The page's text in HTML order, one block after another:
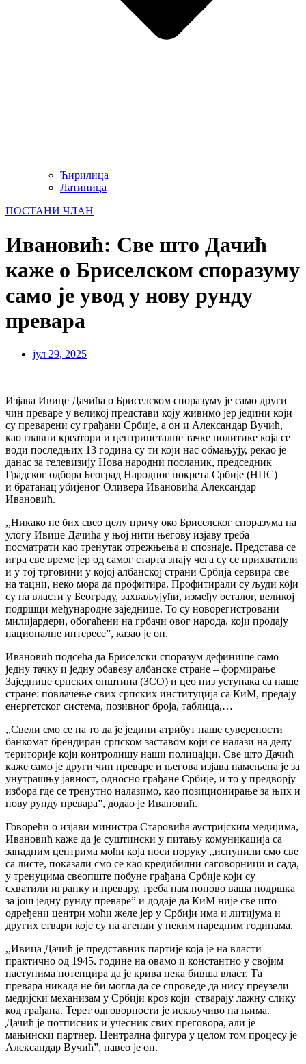
Ћирилица
Латиница
ПОСТАНИ ЧЛАН
Ивановић: Све што Дачић
каже о Бриселском споразуму
само је увод у нову рунду
превара
јул 29, 2025
Изјава Ивице Дачића о Бриселском споразуму је само други
чин преваре у великој представи коју живимо јер једини који
су преварени су грађани Србије, а он и Александар Вучић,
као главни креатори и центрипеталне тачке политике која се
води последњих 13 година су ти који нас обмањују, рекао је
данас за телевизију Нова народни посланик, председник
Градског одбора Београд Народног покрета Србије (НПС)
и братанац убијеног Оливера Ивановића Александар
Ивановић.
,,Никако не бих свео целу причу око Бриселског споразума на
улогу Ивице Дачића у њој нити његову изјаву треба
посматрати као тренутак отрежњења и спознаје. Представа се
игра све време јер од самог старта знају чега су се прихватили
и у тој трговини у којој албанској страни Србија сервира све
на тацни, неко мора да профитира. Профитирали су људи који
су на власти у Београду, захваљујући, између осталог, великој
подршци међународне заједнице. То су новорегистровани
милијардери, обогаћени на грбачи овог народа, који продају
националне интересе”, казао је он.
Ивановић подсећа да Бриселски споразум дефинише само
једну тачку и једну обавезу албанске стране – формирање
Заједнице српских општина (ЗСО) и цео низ уступака са наше
стране: повлачење свих српских институција са КиМ, предају
енергетског система, позивног броја, таблица,…
,,Свели смо се на то да је једини атрибут наше суверености
банкомат брендиран српском заставом који се налази на делу
територије који контролишу наши полицајци. Све што Дачић
каже само је други чин преваре и његова изјава намењена је за
унутрашњу јавност, односно грађане Србије, и то у предворју
избора где се тренутно налазимо, као позиционирање за њих и
нову рунду превара”, додао је Ивановић.
Говорећи о изјави министра Старовића аустријским медијима,
Ивановић каже да је суштински у питању комуникација са
западним центрима моћи која носи поруку ,,испунили смо све
са листе, показали смо се као кредибилни саговорници и сада,
у тренуцима свеопште побуне грађана Србије који су
схватили игранку и превару, треба нам поново ваша подршка
за још једну рунду преваре” и додаје да КиМ није све што
одређени центри моћи желе јер у Србији има и литијума и
других ствари које су на агенди у неким наредним годинама.
,,Ивица Дачић је представник партије која је на власти
практично од 1945. године на овамо и константно у својим
наступима потенцира да је крива нека бивша власт. Та
превара никада не би могла да се спроведе да нису преузели
медијски механизам у Србији кроз који стварају лажну слику
код грађана. Терет одговорности је искључиво на њима.
Дачић је потписник и учесник свих преговора, али је
мањински партнер. Централна фигура у целом том процесу је
Александар Вучић”, навео је он.